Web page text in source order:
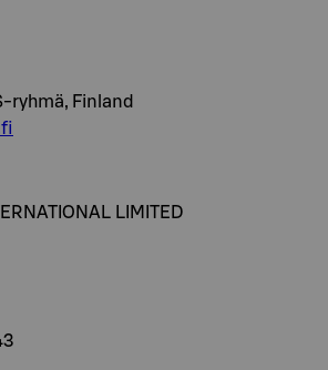
ryhmä, Finland
LIMITED